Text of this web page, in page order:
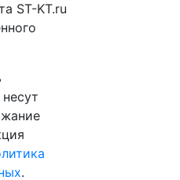
ST-KT.ru
.